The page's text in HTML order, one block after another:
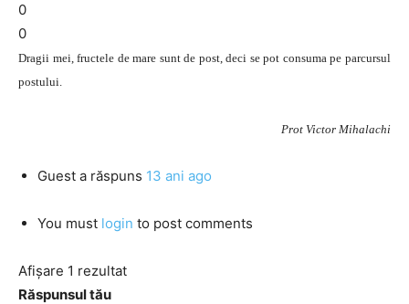
0
0
Dragii mei, fructele de mare sunt de post, deci se pot consuma pe parcursul
postului.
Prot Victor Mihalachi
Guest a răspuns 13 ani ago
You must login to post comments
Afișare 1 rezultat
Răspunsul tău